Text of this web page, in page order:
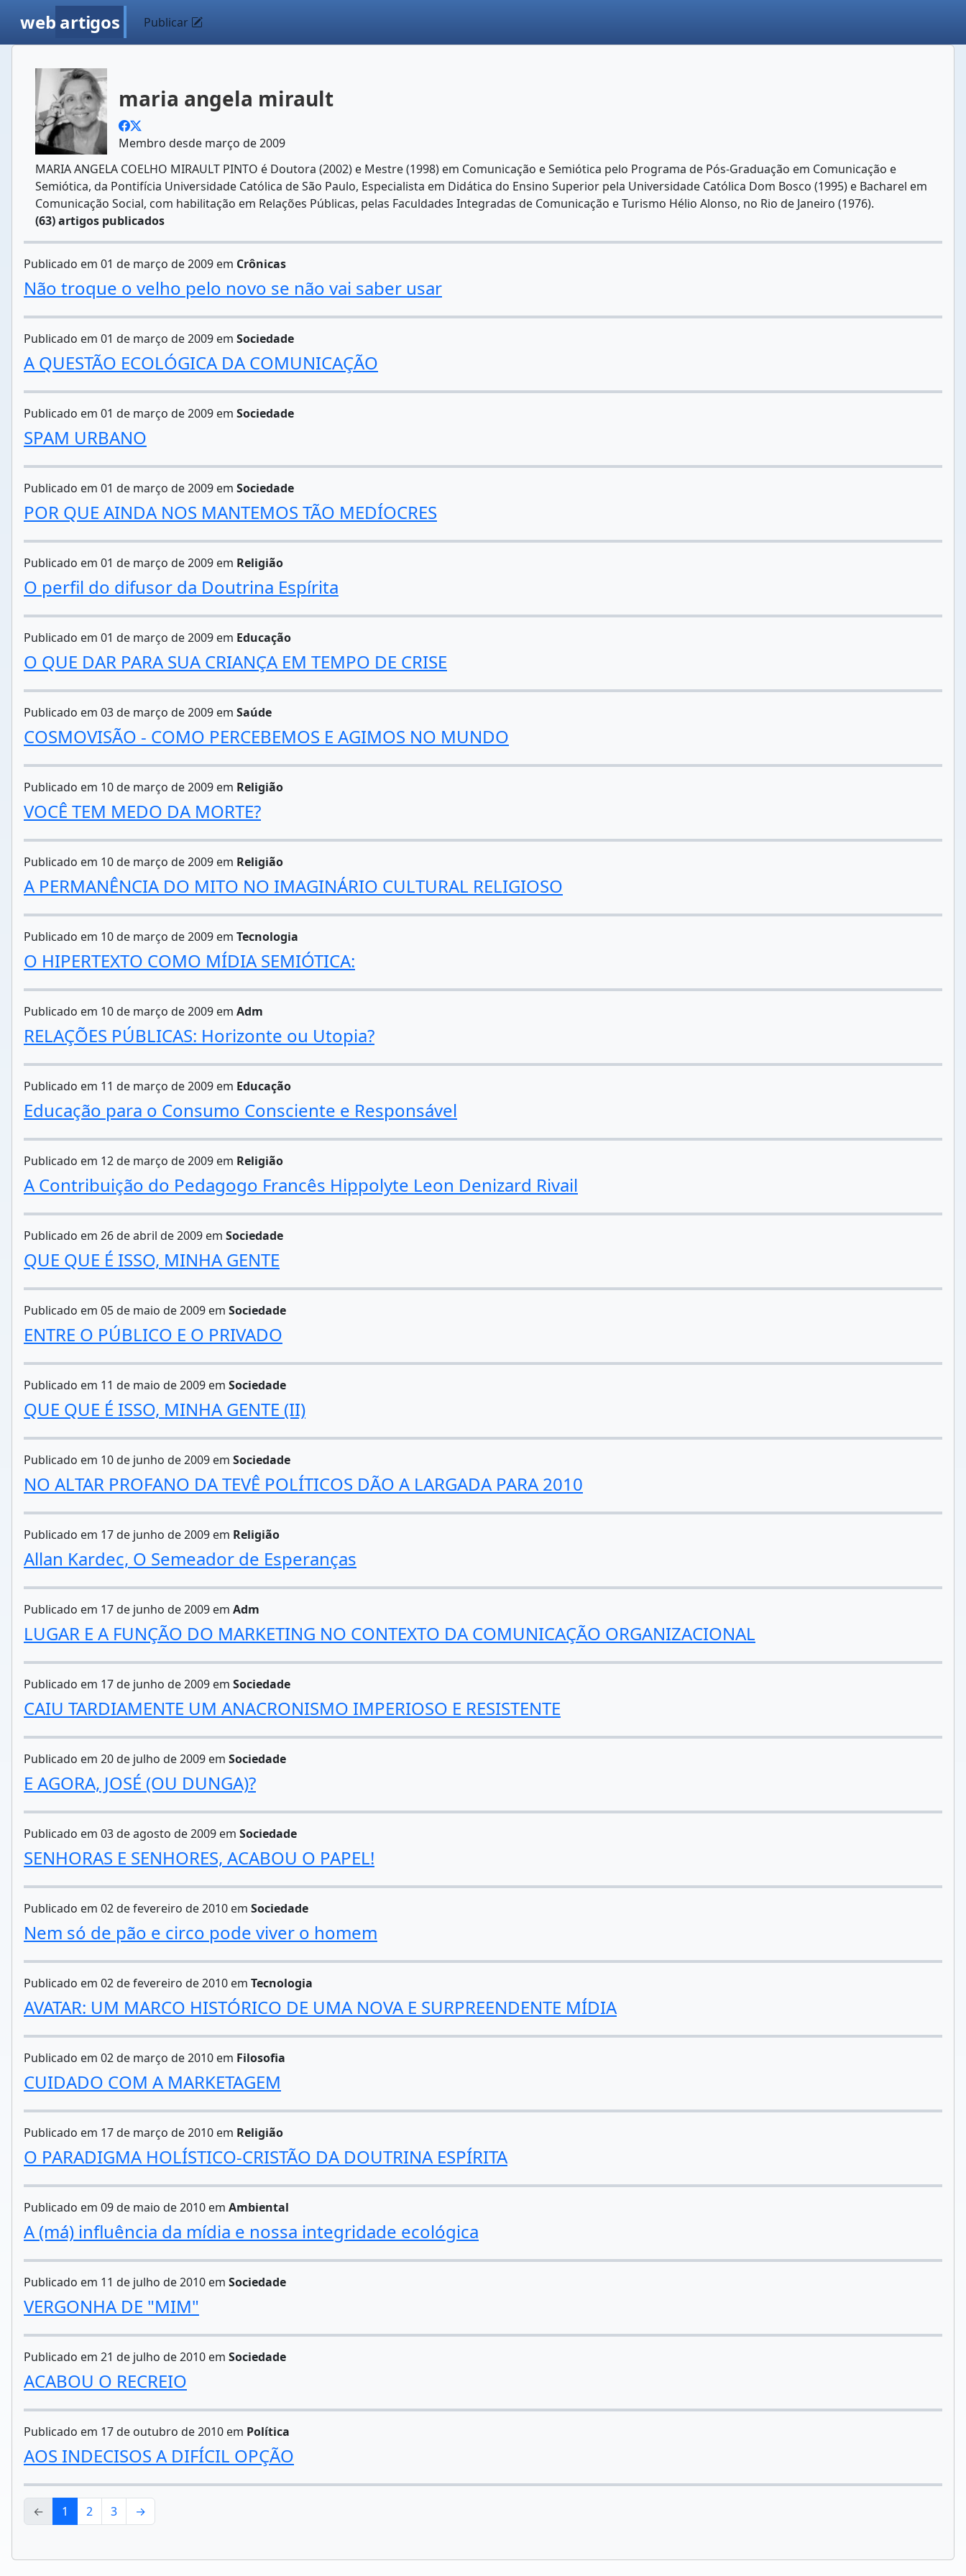
web artigos Publicar
maria angela mirault
Membro desde março de 2009
MARIA ANGELA COELHO MIRAULT PINTO é Doutora (2002) e Mestre (1998) em Comunicação e Semiótica pelo Programa de Pós-Graduação em Comunicação e
Semiótica, da Pontifícia Universidade Católica de São Paulo, Especialista em Didática do Ensino Superior pela Universidade Católica Dom Bosco (1995) e Bacharel em
Comunicação Social, com habilitação em Relações Públicas, pelas Faculdades Integradas de Comunicação e Turismo Hélio Alonso, no Rio de Janeiro (1976).
(63) artigos publicados
Publicado em 01 de março de 2009 em Crônicas
Não troque o velho pelo novo se não vai saber usar
Publicado em 01 de março de 2009 em Sociedade
A QUESTÃO ECOLÓGICA DA COMUNICAÇÃO
Publicado em 01 de março de 2009 em Sociedade
SPAM URBANO
Publicado em 01 de março de 2009 em Sociedade
POR QUE AINDA NOS MANTEMOS TÃO MEDÍOCRES
Publicado em 01 de março de 2009 em Religião
O perfil do difusor da Doutrina Espírita
Publicado em 01 de março de 2009 em Educação
O QUE DAR PARA SUA CRIANÇA EM TEMPO DE CRISE
Publicado em 03 de março de 2009 em Saúde
COSMOVISÃO - COMO PERCEBEMOS E AGIMOS NO MUNDO
Publicado em 10 de março de 2009 em Religião
VOCÊ TEM MEDO DA MORTE?
Publicado em 10 de março de 2009 em Religião
A PERMANÊNCIA DO MITO NO IMAGINÁRIO CULTURAL RELIGIOSO
Publicado em 10 de março de 2009 em Tecnologia
O HIPERTEXTO COMO MÍDIA SEMIÓTICA:
Publicado em 10 de março de 2009 em Adm
RELAÇÕES PÚBLICAS: Horizonte ou Utopia?
Publicado em 11 de março de 2009 em Educação
Educação para o Consumo Consciente e Responsável
Publicado em 12 de março de 2009 em Religião
A Contribuição do Pedagogo Francês Hippolyte Leon Denizard Rivail
Publicado em 26 de abril de 2009 em Sociedade
QUE QUE É ISSO, MINHA GENTE
Publicado em 05 de maio de 2009 em Sociedade
ENTRE O PÚBLICO E O PRIVADO
Publicado em 11 de maio de 2009 em Sociedade
QUE QUE É ISSO, MINHA GENTE (II)
Publicado em 10 de junho de 2009 em Sociedade
NO ALTAR PROFANO DA TEVÊ POLÍTICOS DÃO A LARGADA PARA 2010
Publicado em 17 de junho de 2009 em Religião
Allan Kardec, O Semeador de Esperanças
Publicado em 17 de junho de 2009 em Adm
LUGAR E A FUNÇÃO DO MARKETING NO CONTEXTO DA COMUNICAÇÃO ORGANIZACIONAL
Publicado em 17 de junho de 2009 em Sociedade
CAIU TARDIAMENTE UM ANACRONISMO IMPERIOSO E RESISTENTE
Publicado em 20 de julho de 2009 em Sociedade
E AGORA, JOSÉ (OU DUNGA)?
Publicado em 03 de agosto de 2009 em Sociedade
SENHORAS E SENHORES, ACABOU O PAPEL!
Publicado em 02 de fevereiro de 2010 em Sociedade
Nem só de pão e circo pode viver o homem
Publicado em 02 de fevereiro de 2010 em Tecnologia
AVATAR: UM MARCO HISTÓRICO DE UMA NOVA E SURPREENDENTE MÍDIA
Publicado em 02 de março de 2010 em Filosofia
CUIDADO COM A MARKETAGEM
Publicado em 17 de março de 2010 em Religião
O PARADIGMA HOLÍSTICO-CRISTÃO DA DOUTRINA ESPÍRITA
Publicado em 09 de maio de 2010 em Ambiental
A (má) influência da mídia e nossa integridade ecológica
Publicado em 11 de julho de 2010 em Sociedade
VERGONHA DE "MIM"
Publicado em 21 de julho de 2010 em Sociedade
ACABOU O RECREIO
Publicado em 17 de outubro de 2010 em Política
AOS INDECISOS A DIFÍCIL OPÇÃO
← 1 2 3 →